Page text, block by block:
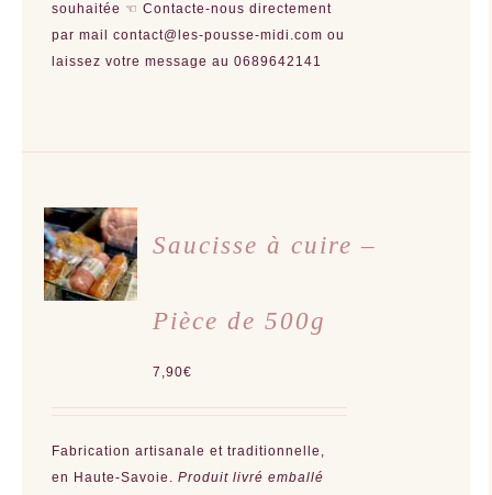
souhaitée ☜ Contacte-nous directement
par mail contact@les-pousse-midi.com ou
laissez votre message au 0689642141
CHOIX
DES
OPTIONS
CE
PRODUIT
A
PLUSIEURS
CHOISIES
LA
PAGE
DU
/
DÉTAILS
Saucisse à cuire –
Pièce de 500g
7,90€
Fabrication artisanale et traditionnelle,
en Haute-Savoie.Produit livré emballé